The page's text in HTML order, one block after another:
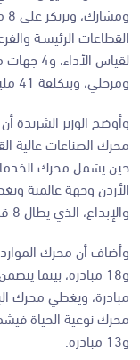
لقياس
ومرحلي، وبتكلفة 41 مليار دينار.
وأوضح الوزير الشريدة
والإبداع، الذي يطال 8 قطاعات و85 مبادرة.
وأضاف أن محرك
محرك نوعية الحياة
و13 مبادرة.